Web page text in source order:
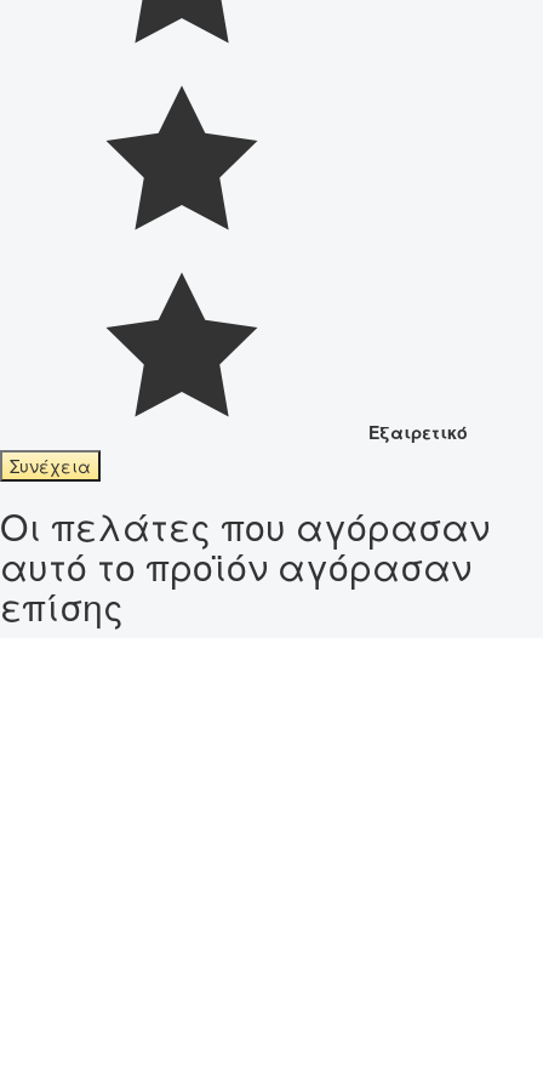
Εξαιρετικό
Συνέχεια
Οι πελάτες που αγόρασαν
αυτό το προϊόν αγόρασαν
επίσης